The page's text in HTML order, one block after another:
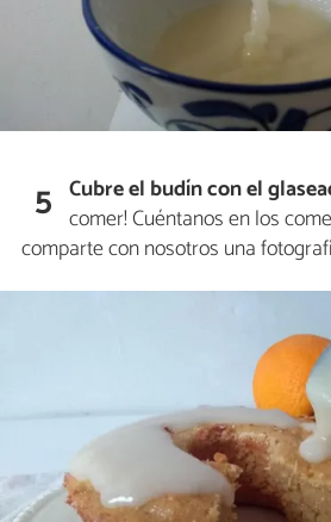
5 Cubre el budín con el
comer! Cuéntanos en los
comparte con nosotros una